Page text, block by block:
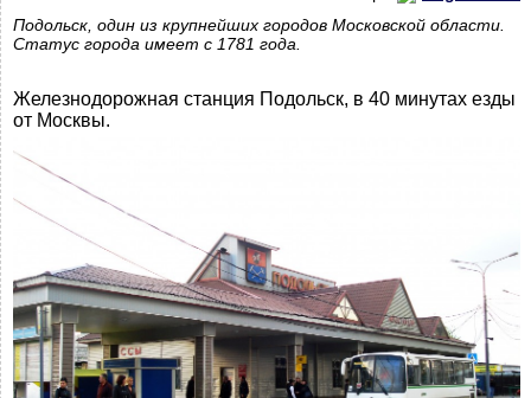
Подольск, один из крупнейших городов Московской области.
Статус города имеет с 1781 года.
Железнодорожная станция Подольск, в 40 минутах езды
от Москвы.